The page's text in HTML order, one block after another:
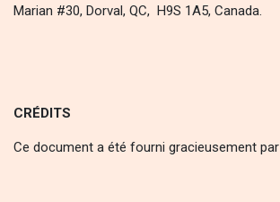
Marian #30, Dorval, QC, H9S 1A5, Canada.
CRÉDITS
Ce document a été fourni gracieusement par